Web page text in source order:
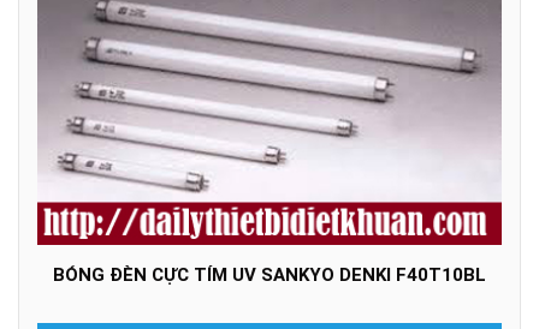
BÓNG ĐÈN CỰC TÍM UV SANKYO DENKI F40T10BL